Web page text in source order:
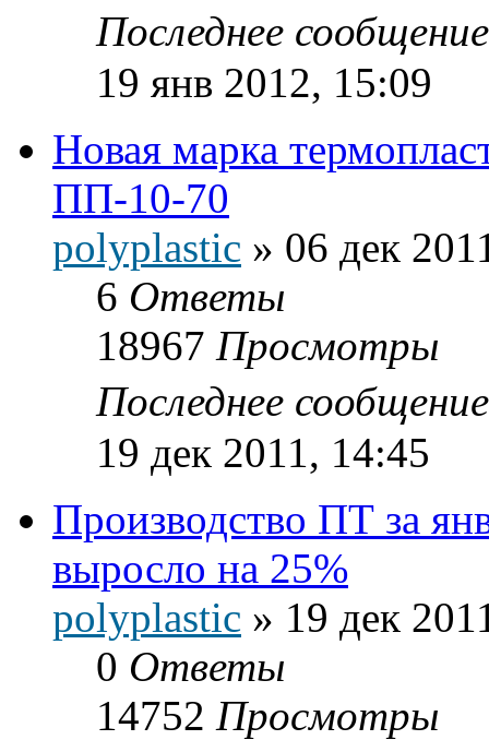
Последнее
19 янв 2012, 15:09
Новая марка
ПП-10-70
polyplastic » 06 дек
6 Ответы
18967 Просмотры
Последнее
19 дек 2011, 14:45
Производство ПТ за
выросло на 25%
polyplastic » 19 дек
0 Ответы
14752 Просмотры